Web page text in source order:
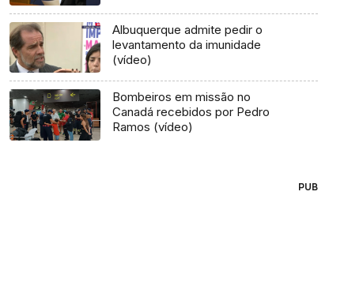
Albuquerque admite pedir o
levantamento da imunidade
(vídeo)
Bombeiros em missão no
Canadá recebidos por Pedro
Ramos (vídeo)
PUB